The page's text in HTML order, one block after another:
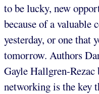
to be lucky, new
because of a valuable
yesterday, or one that
tomorrow. Authors
Gayle Hallgren-Rezac
networking is the key